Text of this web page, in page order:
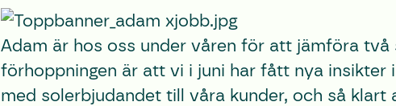
Adam är hos oss under våren för att jämföra två
förhoppningen är att vi i juni har fått nya
med solerbjudandet till våra kunder, och så klart